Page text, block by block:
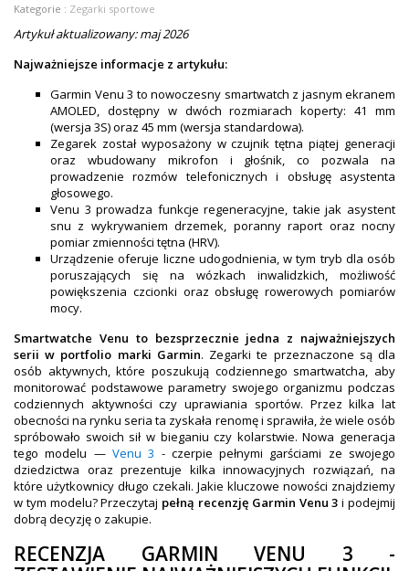
RAM MOUNTS
+
COROS
VOSTOK EUROPE ZEGARKI
VICTORINOX ZEGARKI
WENGER ZEGARKI
ORIENT ZEGARKI
OBAKU DENMARK ZEGARKI
POLECANE PRODUKTY
+
PROMOCJE
+
OUTLET
+
WYPRZEDAŻ
Kategorie : Zegarki sportowe
Artykuł aktualizowany: maj 2026
Najważniejsze informacje z artykułu:
Garmin Venu 3 to nowoczesny smartwatch z jasnym ekranem
AMOLED, dostępny w dwóch rozmiarach koperty: 41 mm
(wersja 3S) oraz 45 mm (wersja standardowa).
Zegarek został wyposażony w czujnik tętna piątej generacji
oraz wbudowany mikrofon i głośnik, co pozwala na
prowadzenie rozmów telefonicznych i obsługę asystenta
głosowego.
Venu 3 prowadza funkcje regeneracyjne, takie jak asystent
snu z wykrywaniem drzemek, poranny raport oraz nocny
pomiar zmienności tętna (HRV).
Urządzenie oferuje liczne udogodnienia, w tym tryb dla osób
poruszających się na wózkach inwalidzkich, możliwość
powiększenia czcionki oraz obsługę rowerowych pomiarów
mocy.
Smartwatche Venu to bezsprzecznie jedna z najważniejszych
serii w portfolio marki Garmin. Zegarki te przeznaczone są dla
osób aktywnych, które poszukują codziennego smartwatcha, aby
monitorować podstawowe parametry swojego organizmu podczas
codziennych aktywności czy uprawiania sportów. Przez kilka lat
obecności na rynku seria ta zyskała renomę i sprawiła, że wiele osób
spróbowało swoich sił w bieganiu czy kolarstwie. Nowa generacja
tego modelu — Venu 3 - czerpie pełnymi garściami ze swojego
dziedzictwa oraz prezentuje kilka innowacyjnych rozwiązań, na
które użytkownicy długo czekali. Jakie kluczowe nowości znajdziemy
w tym modelu? Przeczytaj pełną recenzję Garmin Venu 3 i podejmij
dobrą decyzję o zakupie.
RECENZJA GARMIN VENU 3 -